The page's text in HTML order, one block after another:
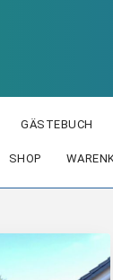
GÄSTEBUCH
SHOP